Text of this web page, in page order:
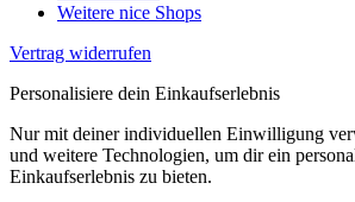
Weitere nice Shops
Vertrag widerrufen
Personalisiere dein Einkaufserlebnis
Nur mit deiner individuellen Einwilligung
und weitere Technologien, um dir ein
Einkaufserlebnis zu bieten.